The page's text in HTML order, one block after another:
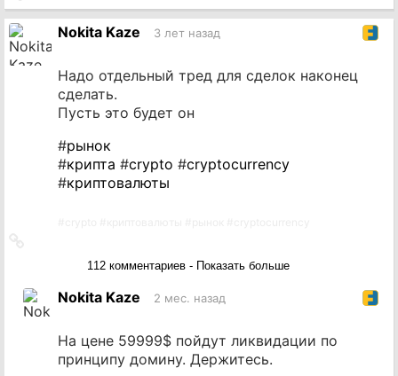
на
источникNokita Kaze 3 лет назад
Надо отдельный тред для сделок наконец
сделать.
Пусть это будет он
#рынок
#крипта #crypto #cryptocurrency
#криптовалюты
112 комментариев - Показать больше
Nokita Kaze 2 мес. назад
На цене 59999$ пойдут ликвидации по
принципу домину. Держитесь.